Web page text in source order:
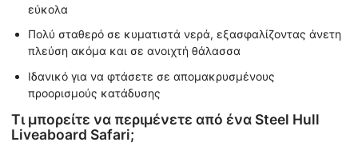
εύκολα
Πολύ σταθερό σε κυματιστά νερά, εξασφαλίζοντας άνετη
πλεύση ακόμα και σε ανοιχτή θάλασσα
Ιδανικό για να φτάσετε σε απομακρυσμένους
προορισμούς κατάδυσης
Τι μπορείτε να περιμένετε από ένα Steel Hull
Liveaboard Safari;